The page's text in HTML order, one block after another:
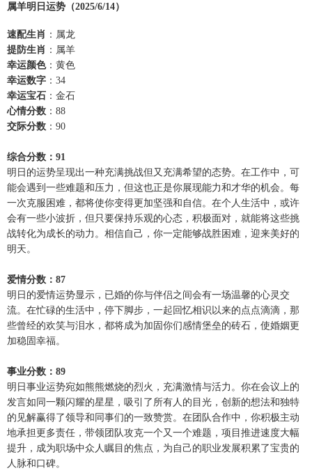
属羊明日运势（2025/6/14）
速配生肖 ：属龙
提防生肖 ：属羊
幸运颜色：黄色
幸运数字 ：34
幸运宝石 ：金石
心情分数 ：88
交际分数 ：90
综合分数：91
明日的运势呈现出一种充满挑战但又充满希望的态势。在工作中，可
能会遇到一些难题和压力，但这也正是你展现能力和才华的机会。每
一次克服困难，都将使你变得更加坚强和自信。在个人生活中，或许
会有一些小波折，但只要保持乐观的心态，积极面对，就能将这些挑
战转化为成长的动力。相信自己，你一定能够战胜困难，迎来美好的
明天。
爱情分数：87
明日的爱情运势显示，已婚的你与伴侣之间会有一场温馨的心灵交
流。在忙碌的生活中，停下脚步，一起回忆相识以来的点点滴滴，那
些曾经的欢笑与泪水，都将成为加固你们感情堡垒的砖石，使婚姻更
加稳固幸福。
事业分数：89
明日事业运势宛如熊熊燃烧的烈火，充满激情与活力。你在会议上的
发言如同一颗闪耀的星星，吸引了所有人的目光，创新的想法和独特
的见解赢得了领导和同事们的一致赞赏。在团队合作中，你积极主动
地承担更多责任，带领团队攻克一个又一个难题，项目推进速度大幅
提升，成为职场中众人瞩目的焦点，为自己的职业发展积累了宝贵的
人脉和口碑。